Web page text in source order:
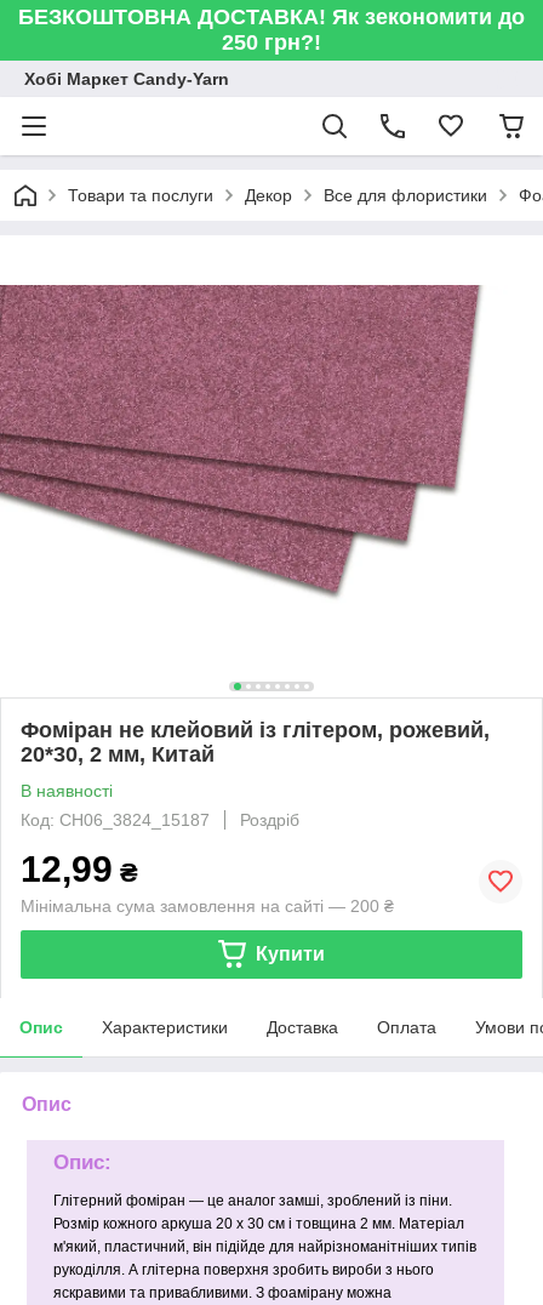
БЕЗКОШТОВНА ДОСТАВКА! Як зекономити до
250 грн?!
Хобі Маркет Candy-Yarn
Товари та послуги Декор Все для флористики
Фоміран не клейовий із глітером, рожевий,
20*30, 2 мм, Китай
В наявності
Код: CH06_3824_15187
Роздріб
12,99 ₴
Мінімальна сума замовлення на сайті — 200 ₴
Купити
Опис Характеристики Доставка Оплата Умови
Опис
Опис:
Глітерний фоміран — це аналог замші, зроблений із піни.
Розмір кожного аркуша 20 х 30 см і товщина 2 мм. Матеріал
м'який, пластичний, він підійде для найрізноманітніших типів
рукоділля. А глітерна поверхня зробить вироби з нього
яскравими та привабливими. З фоамірану можна